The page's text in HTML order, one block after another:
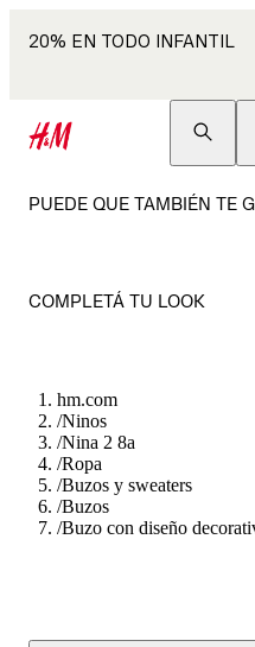
20% EN TODO INFANTIL
PUEDE QUE TAMBIÉN TE
COMPLETÁ TU LOOK
hm.com
/Ninos
/Nina 2 8a
/Ropa
/Buzos y sweaters
/Buzos
/Buzo con diseño